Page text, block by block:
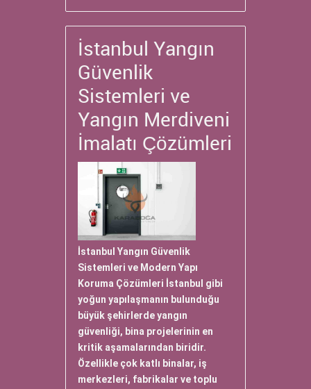
İstanbul Yangın
Güvenlik
Sistemleri ve
Yangın Merdiveni
İmalatı Çözümleri
İstanbul Yangın Güvenlik
Sistemleri ve Modern Yapı
Koruma Çözümleri İstanbul gibi
yoğun yapılaşmanın bulunduğu
büyük şehirlerde yangın
güvenliği, bina projelerinin en
kritik aşamalarından biridir.
Özellikle çok katlı binalar, iş
merkezleri, fabrikalar ve toplu